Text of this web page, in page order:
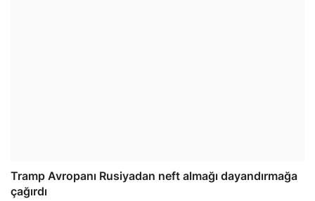
Tramp Avropanı Rusiyadan neft almağı dayandırmağa
çağırdı